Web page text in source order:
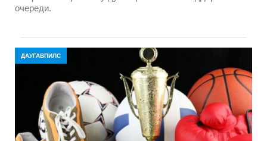
очереди.
ДАУГАВПИЛС